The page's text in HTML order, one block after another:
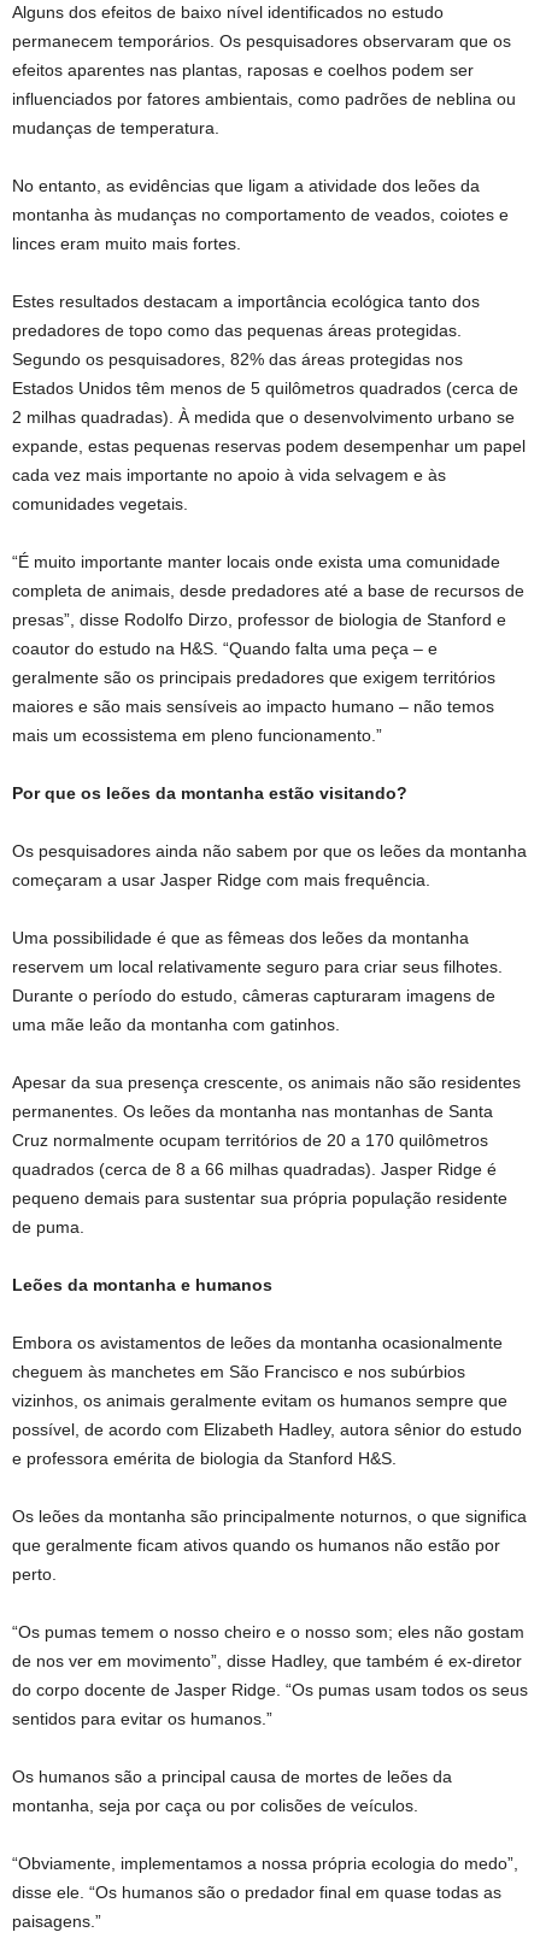
Alguns dos efeitos de baixo nível identificados no estudo
permanecem temporários. Os pesquisadores observaram que os
efeitos aparentes nas plantas, raposas e coelhos podem ser
influenciados por fatores ambientais, como padrões de neblina ou
mudanças de temperatura.
No entanto, as evidências que ligam a atividade dos leões da
montanha às mudanças no comportamento de veados, coiotes e
linces eram muito mais fortes.
Estes resultados destacam a importância ecológica tanto dos
predadores de topo como das pequenas áreas protegidas.
Segundo os pesquisadores, 82% das áreas protegidas nos
Estados Unidos têm menos de 5 quilômetros quadrados (cerca de
2 milhas quadradas). À medida que o desenvolvimento urbano se
expande, estas pequenas reservas podem desempenhar um papel
cada vez mais importante no apoio à vida selvagem e às
comunidades vegetais.
“É muito importante manter locais onde exista uma comunidade
completa de animais, desde predadores até a base de recursos de
presas”, disse Rodolfo Dirzo, professor de biologia de Stanford e
coautor do estudo na H&S. “Quando falta uma peça – e
geralmente são os principais predadores que exigem territórios
maiores e são mais sensíveis ao impacto humano – não temos
mais um ecossistema em pleno funcionamento.”
Por que os leões da montanha estão visitando?
Os pesquisadores ainda não sabem por que os leões da montanha
começaram a usar Jasper Ridge com mais frequência.
Uma possibilidade é que as fêmeas dos leões da montanha
reservem um local relativamente seguro para criar seus filhotes.
Durante o período do estudo, câmeras capturaram imagens de
uma mãe leão da montanha com gatinhos.
Apesar da sua presença crescente, os animais não são residentes
permanentes. Os leões da montanha nas montanhas de Santa
Cruz normalmente ocupam territórios de 20 a 170 quilômetros
quadrados (cerca de 8 a 66 milhas quadradas). Jasper Ridge é
pequeno demais para sustentar sua própria população residente
de puma.
Leões da montanha e humanos
Embora os avistamentos de leões da montanha ocasionalmente
cheguem às manchetes em São Francisco e nos subúrbios
vizinhos, os animais geralmente evitam os humanos sempre que
possível, de acordo com Elizabeth Hadley, autora sênior do estudo
e professora emérita de biologia da Stanford H&S.
Os leões da montanha são principalmente noturnos, o que significa
que geralmente ficam ativos quando os humanos não estão por
perto.
“Os pumas temem o nosso cheiro e o nosso som; eles não gostam
de nos ver em movimento”, disse Hadley, que também é ex-diretor
do corpo docente de Jasper Ridge. “Os pumas usam todos os seus
sentidos para evitar os humanos.”
Os humanos são a principal causa de mortes de leões da
montanha, seja por caça ou por colisões de veículos.
“Obviamente, implementamos a nossa própria ecologia do medo”,
disse ele. “Os humanos são o predador final em quase todas as
paisagens.”